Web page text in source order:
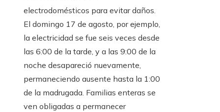
electrodomésticos para evitar daños.
El domingo 17 de agosto, por ejemplo,
la electricidad se fue seis veces desde
las 6:00 de la tarde, y a las 9:00 de la
noche desapareció nuevamente,
permaneciendo ausente hasta la 1:00
de la madrugada. Familias enteras se
ven obligadas a permanecer